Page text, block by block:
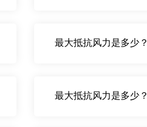
最大抵抗风力是多少？
最大抵抗风力是多少？